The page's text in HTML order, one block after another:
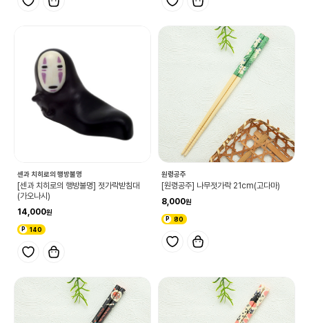
센과 치히로의 행방불명
[센과 치히로의 행방불명] 젓가락받침대
(가오나시)
14,000
140
원령공주
[원령공주] 나무젓가락 21cm(고다마)
8,000
80